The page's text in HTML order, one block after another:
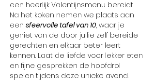
een heerlijk Valentijnsmenu bereidt.
Na het koken nemen we plaats aan
een sfeervolle tafel van 10, waar je
geniet van de door jullie zelf bereide
gerechten en elkaar beter leert
kennen. Laat de liefde voor lekker eten
en fijne gesprekken de hoofdrol
spelen tijdens deze unieke avond.